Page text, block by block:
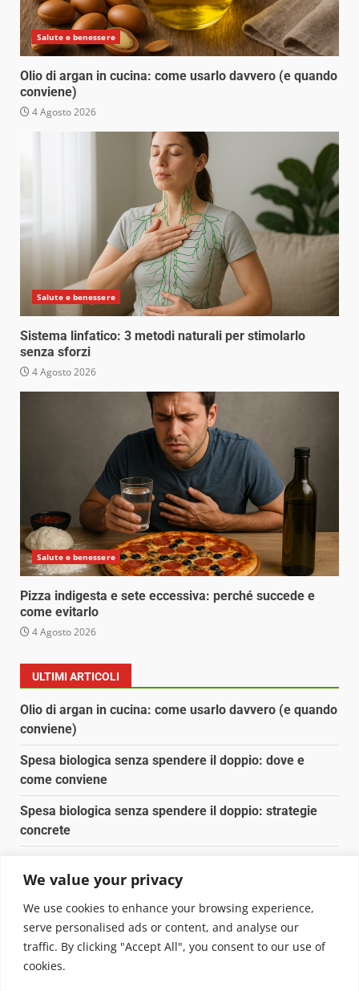
We value your privacy
We use cookies to enhance your browsing experience,
serve personalised ads or content, and analyse our
traffic. By clicking "Accept All", you consent to our use of
cookies.
Salute e benessere
Olio di argan in cucina: come usarlo davvero (e quando
conviene)
4 Agosto 2026
Salute e benessere
Sistema linfatico: 3 metodi naturali per stimolarlo
senza sforzi
4 Agosto 2026
Salute e benessere
Pizza indigesta e sete eccessiva: perché succede e
come evitarlo
4 Agosto 2026
ULTIMI ARTICOLI
Olio di argan in cucina: come usarlo davvero (e quando
conviene)
Spesa biologica senza spendere il doppio: dove e
come conviene
Spesa biologica senza spendere il doppio: strategie
concrete
Pulizia naturale della casa: 3 ingredienti che
sostituiscono 10 prodotti chimici
Copyright © 2025 Biopianeta.it proprietà di Jws Media